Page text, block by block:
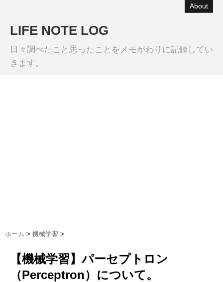
About
LIFE NOTE LOG
日々調べたこと思ったことをメモがわりに記録してい
きます。
ホーム > 機械学習 >
【機械学習】パーセプトロン
（Perceptron）について。